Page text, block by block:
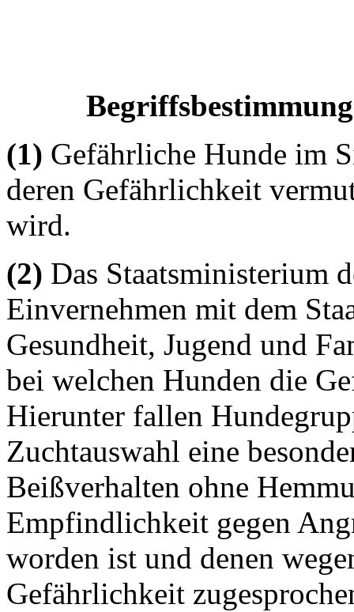
(1) Gefährliche Hunde im
deren Gefährlichkeit
wird.
(2) Das Staatsministerium
Einvernehmen mit dem
Gesundheit, Jugend und
bei welchen Hunden die
Hierunter fallen
Zuchtauswahl eine
Beißverhalten ohne
Empfindlichkeit gegen
worden ist und denen
Gefährlichkeit